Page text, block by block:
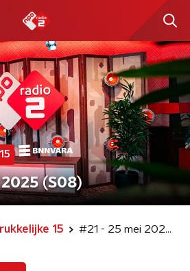
(S08)
15 #21 - 25 mei 2025 (S08)